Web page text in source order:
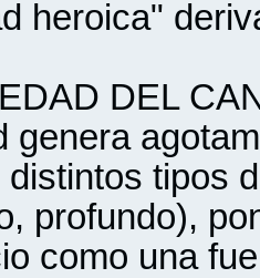
heroica"
DEL
genera
distintos tipos
profundo),
como una